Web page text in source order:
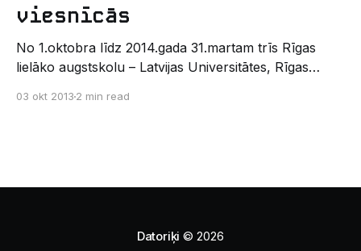
viesnīcās
No 1.oktobra līdz 2014.gada 31.martam trīs Rīgas
lielāko augstskolu – Latvijas Universitātes, Rīgas
Studentu motivācija tiks sekmēta ar
03 okt 2013 2 min read
Datoriķi © 2026